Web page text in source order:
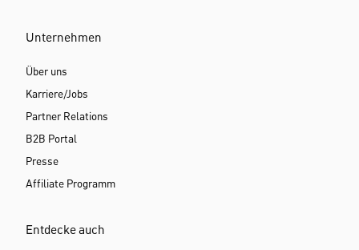
Unternehmen
Über uns
Karriere/Jobs
Partner Relations
B2B Portal
Presse
Affiliate Programm
Entdecke auch